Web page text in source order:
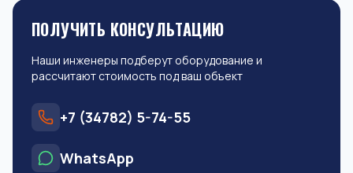
ПОЛУЧИТЬ КОНСУЛЬТАЦИЮ
Наши инженеры подберут оборудование и
рассчитают стоимость под ваш объект
+7 (34782) 5-74-55
WhatsApp